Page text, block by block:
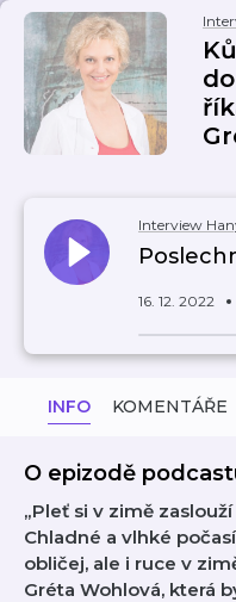
Interview
16. 12. 2022
INFO KOMENTÁŘE
O epizodě
„Pleť si v zimě
Chladné a vlhké
obličej, ale i ruce v
Gréta Wohlová, která